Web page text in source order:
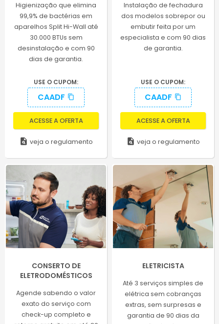
Higienização que elimina
99,9% de bactérias em
aparelhos Split Hi-Wall até
30.000 BTUs sem
desinstalação e com 90
dias de garantia.
USE O CUPOM:
CAADF content_copy
ACESSE A OFERTA
plagiarism veja o regulamento
Instalação de fechadura
dos modelos sobrepor ou
embutir feita por um
especialista e com 90 dias
de garantia.
USE O CUPOM:
CAADF content_copy
ACESSE A OFERTA
plagiarism veja o regulamento
CONSERTO DE
ELETRODOMÉSTICOS
Agende sabendo o valor
exato do serviço com
check-up completo e
ELETRICISTA
Até 3 serviços simples de
elétrica sem cobranças
extras, sem surpresas e
garantia de 90 dias da